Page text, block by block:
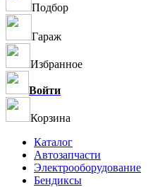
Подбор
Гараж
Избранное
Войти
Корзина
Каталог
Автозапчасти
Электрооборудование
Бендиксы